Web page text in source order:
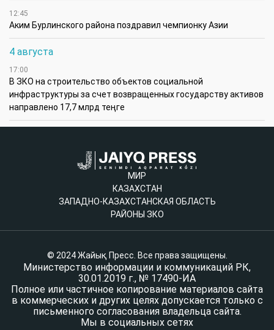
12:45
Аким Бурлинского района поздравил чемпионку Азии
4 августа
17:00
В ЗКО на строительство объектов социальной
инфраструктуры за счет возвращенных государству активов
направлено 17,7 млрд теңге
МИР
КАЗАХСТАН
ЗАПАДНО-КАЗАХСТАНСКАЯ ОБЛАСТЬ
РАЙОНЫ ЗКО
© 2024 Жайық Пресс. Все права защищены.
Министерство информации и коммуникаций РК,
30.01.2019 г., № 17490-ИА
Полное или частичное копирование материалов сайта
в коммерческих и других целях допускается только с
письменного согласования владельца сайта.
Мы в социальных сетях